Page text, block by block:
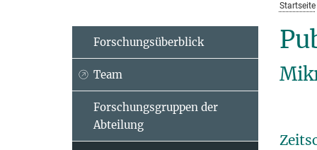
Startseite
Forschungsüberblick
Team
Forschungsgruppen der
Abteilung